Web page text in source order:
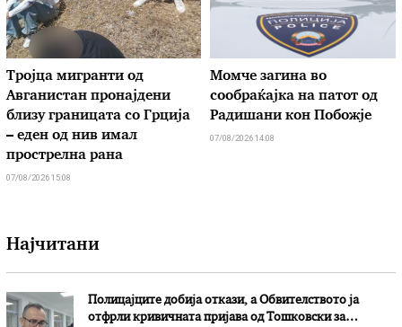
Тројца мигранти од
Авганистан пронајдени
близу границата со Грција
– еден од нив имал
прострелна рана
07/08/2026 15:08
Момче загина во
сообраќајка на патот од
Радишани кон Побожје
07/08/2026 14:08
Најчитани
Полицајците добија откази, а Обвителството ја
отфрли кривичната пријава од Тошковски за